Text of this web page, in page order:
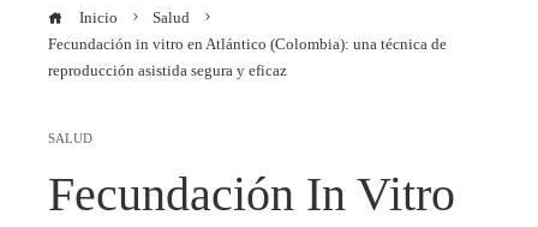
Inicio
Salud
Fecundación in vitro en Atlántico (Colombia): una técnica de
reproducción asistida segura y eficaz
SALUD
Fecundación In Vitro